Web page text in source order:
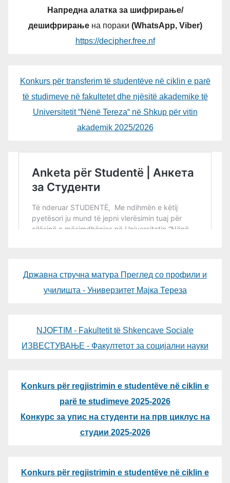
Напредна алатка за шифрирање/
дешифрирањена пораки (WhatsApp, Viber)
https://decipher.free.nf
Konkurs për transferim të studentëve në ciklin e parë
të studimeve në fakultetet dhe njësitë akademike të
Universitetit “Nënë Tereza“ në Shkup për vitin
akademik 2025/2026
Државна стручна матура Преглед со профили и
училишта - Универзитет Мајка Тереза
NJOFTIM - Fakultetit të Shkencave Sociale
ИЗВЕСТУВАЊЕ - Факултетот за социјални науки
Konkurs për regjistrimin e studentëve në ciklin e
parë te studimeve 2025-2026
Конкурс за упис на студенти на прв циклус на
студии 2025-2026
Konkurs për regjistrimin e studentëve në ciklin e